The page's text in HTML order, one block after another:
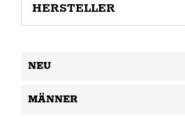
HERSTELLER
NEU
MÄNNER